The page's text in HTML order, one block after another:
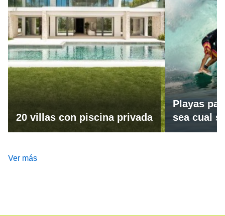
20 villas con piscina privada
Playas
sea cual
Ver más